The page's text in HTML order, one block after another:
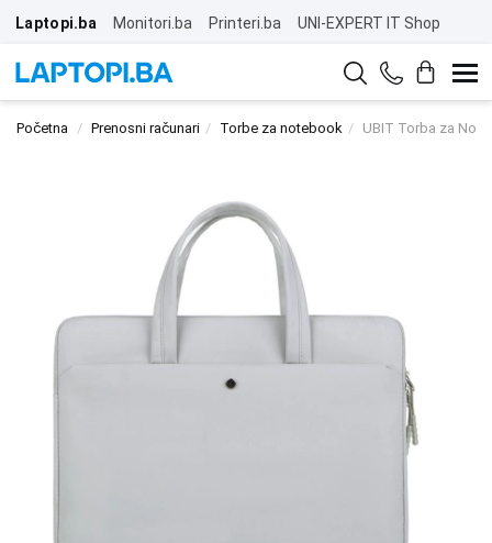
Laptopi.ba Monitori.ba Printeri.ba UNI-EXPERT IT Shop
Početna Prenosni računari Torbe za notebook UBIT Torba za